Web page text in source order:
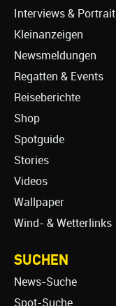
Interviews &
Kleinanzeigen
Newsmeldungen
Regatten & Events
Reiseberichte
Shop
Spotguide
Stories
Videos
Wallpaper
Wind- & Wetterlinks
SUCHEN
News-Suche
Spot-Suche